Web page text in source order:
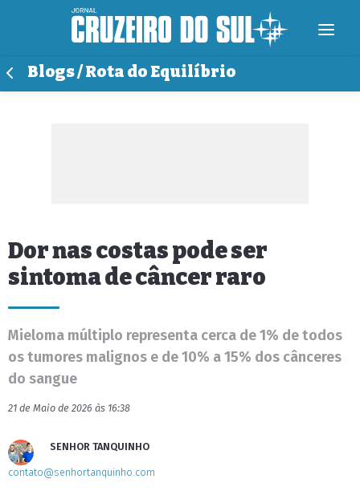
Blogs / Rota do Equilíbrio
Dor nas costas pode ser
sintoma de câncer raro
Mieloma múltiplo representa cerca de 1% de todos
os tumores malignos e de 10% a 15% dos cânceres
do sangue
21 de Maio de 2026 às 16:38
SENHOR TANQUINHO
contato@senhortanquinho.com